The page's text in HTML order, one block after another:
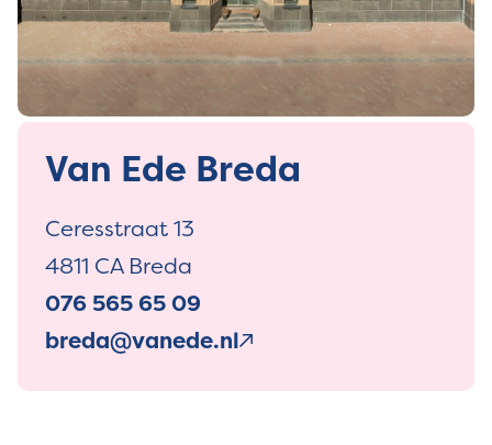
Van Ede Breda
Ceresstraat 13
4811 CA Breda
076 565 65 09
breda@vanede.nl